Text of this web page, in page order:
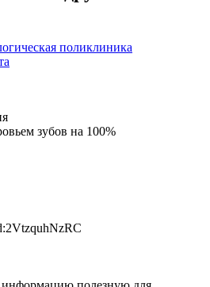
поликлиника
зубов на 100%